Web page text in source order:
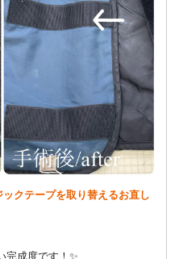
クテープを取り替えるお直し
完成度です！✨